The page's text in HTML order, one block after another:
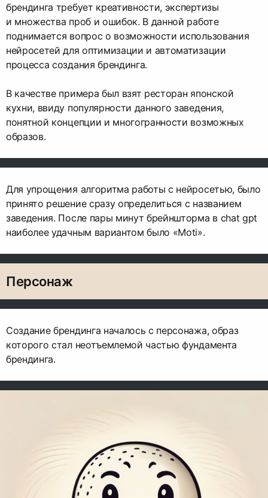
брендинга требует креативности, экспертизы
и множества проб и ошибок. В данной работе
поднимается вопрос о возможности использования
нейросетей для оптимизации и автоматизации
процесса создания брендинга.
В качестве примера был взят ресторан японской
кухни, ввиду популярности данного заведения,
понятной концепции и многогранности возможных
образов.
Для упрощения алгоритма работы с нейросетью, было
принято решение сразу определиться с названием
заведения. После пары минут брейншторма в chat gpt
наиболее удачным вариантом было «Moti».
Персонаж
Создание брендинга началось с персонажа, образ
которого стал неотъемлемой частью фундамента
брендинга.